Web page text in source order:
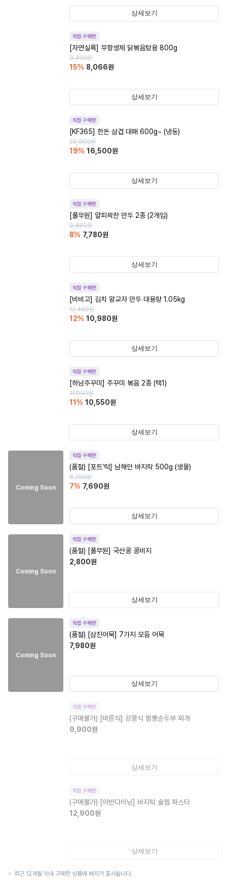
상세보기
직접 구매한
[자연실록] 무항생제 닭볶음탕용 800g
9,490원
15% 8,066원
상세보기
직접 구매한
[KF365] 한돈 삼겹 대패 600g~ (냉동)
20,500원
19% 16,500원
상세보기
직접 구매한
[풀무원] 얄피꽉찬 만두 2종 (2개입)
8,480원
8% 7,780원
상세보기
직접 구매한
[비비고] 김치 왕교자 만두 대용량 1.05kg
12,480원
12% 10,980원
상세보기
직접 구매한
[하남주꾸미] 주꾸미 볶음 2종 (택1)
11,900원
11 % 10,550원
상세보기
Coming Soon
직접 구매한
(품절) [포트'럭] 남해안 바지락 500g (생물)
8,290원
7% 7,690원
상세보기
Coming Soon
직접 구매한
(품절) [풀무원] 국산콩 콩비지
2,800원
상세보기
Coming Soon
직접 구매한
(품절) [삼진어묵] 7가지 모듬 어묵
7,980원
상세보기
직접 구매한
(구매불가) [바른식] 강릉식 짬뽕순두부 찌개
9,900원
상세보기
직접 구매한
(구매불가) [어반다이닝] 바지락 술찜 파스타
12,900원
상세보기
최근 12개월 이내 구매한 상품에 배지가 표시됩니다.